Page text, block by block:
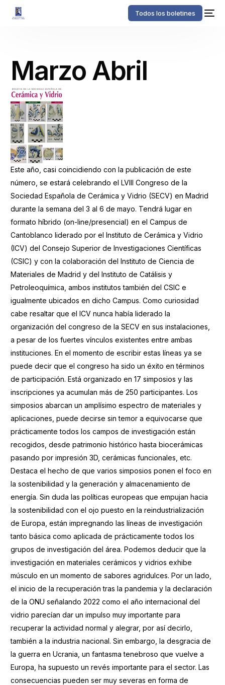
Todos los boletines
Marzo Abril
Este año, casi coincidiendo con la publicación de este
número, se estará celebrando el LVIII Congreso de la
Sociedad Española de Cerámica y Vidrio (SECV) en Madrid
durante la semana del 3 al 6 de mayo. Tendrá lugar en
formato híbrido (on-line/presencial) en el Campus de
Cantoblanco liderado por el Instituto de Cerámica y Vidrio
(ICV) del Consejo Superior de Investigaciones Científicas
(CSIC) y con la colaboración del Instituto de Ciencia de
Materiales de Madrid y del Instituto de Catálisis y
Petroleoquímica, ambos institutos también del CSIC e
igualmente ubicados en dicho Campus. Como curiosidad
cabe resaltar que el ICV nunca había liderado la
organización del congreso de la SECV en sus instalaciones,
a pesar de los fuertes vínculos existentes entre ambas
instituciones. En el momento de escribir estas líneas ya se
puede decir que el congreso ha sido un éxito en términos
de participación. Está organizado en 17 simposios y las
inscripciones ya acumulan más de 250 participantes. Los
simposios abarcan un amplísimo espectro de materiales y
aplicaciones, puede decirse sin temor a equivocarse que
prácticamente todos los campos de investigación están
recogidos, desde patrimonio histórico hasta biocerámicas
pasando por impresión 3D, cerámicas funcionales, etc.
Destaca el hecho de que varios simposios ponen el foco en
la sostenibilidad y la generación y almacenamiento de
energía. Sin duda las políticas europeas que empujan hacia
la sostenibilidad con el ojo puesto en la reindustrialización
de Europa, están impregnando las líneas de investigación
tanto básica como aplicada de prácticamente todos los
grupos de investigación del área. Podemos deducir que la
investigación en materiales cerámicos y vidrios exhibe
músculo en un momento de sabores agridulces. Por un lado,
el inicio de la recuperación tras la pandemia y la declaración
de la ONU señalando 2022 como el año internacional del
vidrio parecían dar un impulso muy importante para
recuperar la actividad normal y alegrar, por así decirlo,
también a la industria nacional. Sin embargo, la desgracia de
la guerra en Ucrania, un fantasma tenebroso que vuelve a
Europa, ha supuesto un revés importante para el sector. Las
consecuencias pueden ser muy severas en forma de